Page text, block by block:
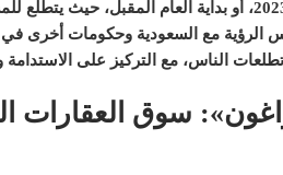
الرياض خلال الربع الأخير من العام 2023، أو بداية
الرؤية مع السعودية وحكومات أخرى
الناس، مع التركيز على الاستدامة
سوق العقارات